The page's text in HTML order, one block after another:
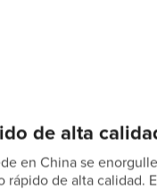
de alta
en China se
de alta calidad.